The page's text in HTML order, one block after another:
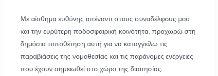
Με αίσθημα ευθύνης απέναντι στους συναδέλφους μου
και την ευρύτερη ποδοσφαιρική κοινότητα, προχωρώ στη
δημόσια τοποθέτηση αυτή για να καταγγείλω τις
παραβιάσεις της νομοθεσίας και τις παράνομες ενέργειες
που έχουν σημειωθεί στο χώρο της διαιτησίας.